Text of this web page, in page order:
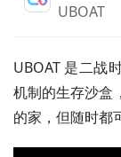
UBOAT
UBOAT 是二战
机制的生存沙盒
的家，但随时都